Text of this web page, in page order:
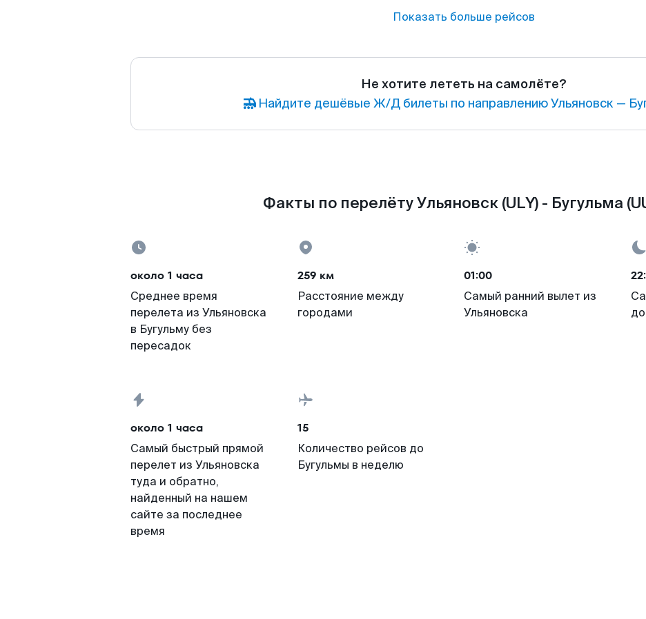
Показать больше рейсов
Не хотите лететь на самолёте?
Найдите дешёвые Ж/Д билеты по направлению Ульяновск —
Факты по перелёту Ульяновск (ULY) - Бугульма
около 1 часа
Среднее время
перелета из Ульяновска
в Бугульму без
пересадок
259 км
Расстояние между
городами
01:00
Самый ранний вылет из
Ульяновска
около 1 часа
Самый быстрый прямой
перелет из Ульяновска
туда и обратно,
найденный на нашем
сайте за последнее
время
15
Количество рейсов до
Бугульмы в неделю